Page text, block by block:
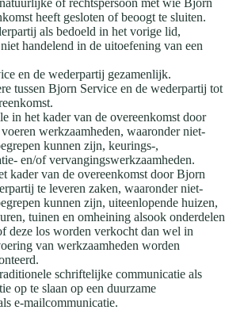
of rechtspersoon met wie Bjorn
heeft gesloten of beoogt te sluiten.
als bedoeld in het vorige lid,
handelend in de uitoefening van een
en de wederpartij gezamenlijk.
tussen Bjorn Service en de wederpartij tot
in het kader van de overeenkomst door
werkzaamheden, waaronder niet-
kunnen zijn, keurings-,
en/of vervangingswerkzaamheden.
kader van de overeenkomst door Bjorn
te leveren zaken, waaronder niet-
kunnen zijn, uiteenlopende huizen,
tuinen en omheining alsook onderdelen
deze los worden verkocht dan wel in
van werkzaamheden worden
schriftelijke communicatie als
op te slaan op een duurzame
e-mailcommunicatie.